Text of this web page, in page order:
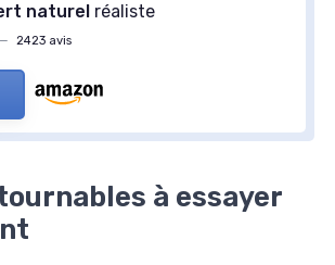
naturel réaliste
— 2423 avis
à essayer